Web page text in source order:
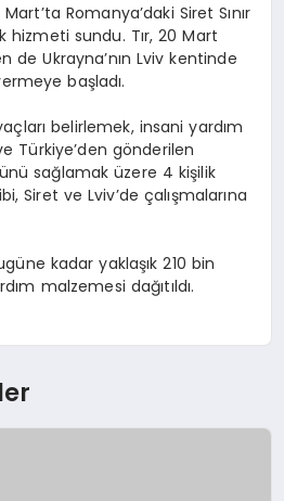
Romanya’daki Siret Sınır
hizmeti sundu. Tır, 20 Mart
de Ukrayna’nın Lviv kentinde
başladı.
belirlemek, insani yardım
Türkiye’den gönderilen
sağlamak üzere 4 kişilik
Siret ve Lviv’de çalışmalarına
kadar yaklaşık 210 bin
malzemesi dağıtıldı.